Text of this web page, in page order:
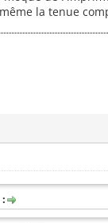
la tenue